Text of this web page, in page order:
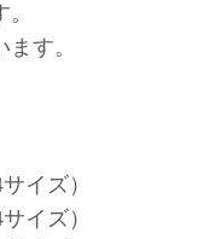
す。
イズ）
イズ）